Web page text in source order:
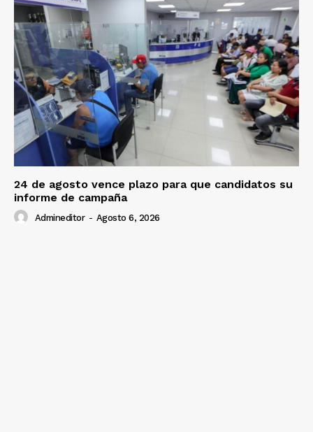
24 de agosto vence plazo para que candidatos su
informe de campaña
Admineditor - Agosto 6, 2026